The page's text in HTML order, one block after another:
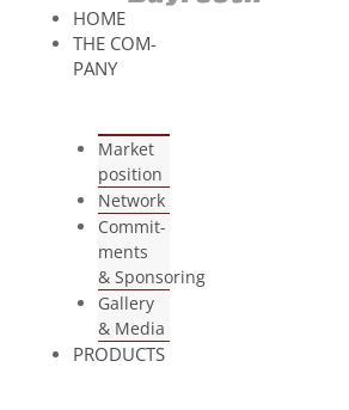
HOME
THE COM­
PANY
Mar­ket
position
Net­work
Com­mit­
ments
& Sponsoring
Gal­lery
& Media
PRO­DUCTS